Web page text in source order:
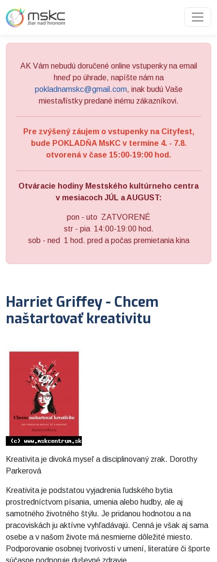
AK Vám nebudú doručené online vstupenky na email
hneď po úhrade, napíšte nám na
pokladnamskc@gmail.com, inak budú Vaše
miesta/lístky predané inému zákazníkovi.
Pre zvýšený záujem o vstupenky na Cityfest,
bude POKLADŇA MsKC v termíne 4. - 7.8.
otvorená v čase 15:00-19:00 hod.
Otváracie hodiny Mestského kultúrneho centra
v mesiacoch JÚL a AUGUST:
pon - uto ZATVORENÉ
str - pia 14:00-19:00 hod.
sob - ned 1 hod. pred a počas premietania kina
Harriet Griffey - Chcem
naštartovať kreativitu
Kreativita je divoká myseľ a disciplinovaný zrak. Dorothy
Parkerová
Kreativita je podstatou vyjadrenia ľudského bytia
prostredníctvom písania, umenia alebo hudby, ale aj
samotného životného štýlu. Je pridanou hodnotou a na
pracoviskách ju aktívne vyhľadávajú. Cenná je však aj sama
osebe a v našom živote má nesmierne dôležité miesto.
Podporovanie osobnej tvorivosti v umení, literatúre či športe
súčasne podporuje duševné zdravie.